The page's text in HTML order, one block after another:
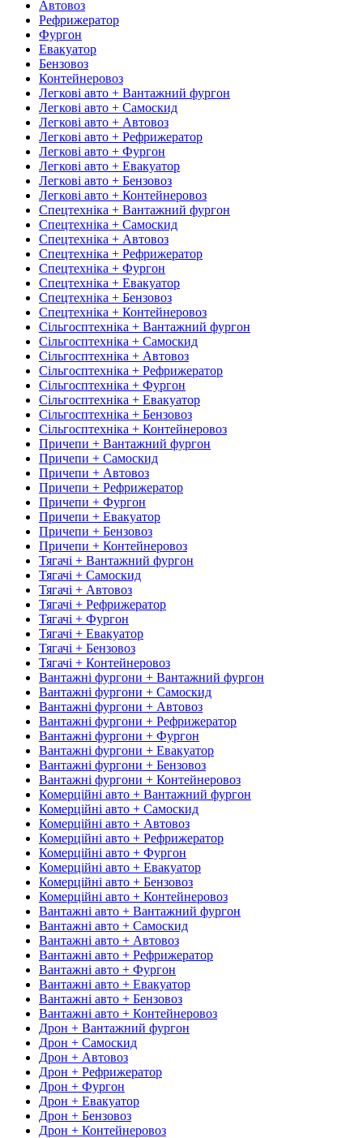
Автовоз
Рефрижератор
Фургон
Евакуатор
Бензовоз
Контейнеровоз
Легкові авто + Вантажний фургон
Легкові авто + Самоскид
Легкові авто + Автовоз
Легкові авто + Рефрижератор
Легкові авто + Фургон
Легкові авто + Евакуатор
Легкові авто + Бензовоз
Легкові авто + Контейнеровоз
Спецтехніка + Вантажний фургон
Спецтехніка + Самоскид
Спецтехніка + Автовоз
Спецтехніка + Рефрижератор
Спецтехніка + Фургон
Спецтехніка + Евакуатор
Спецтехніка + Бензовоз
Спецтехніка + Контейнеровоз
Сільгосптехніка + Вантажний фургон
Сільгосптехніка + Самоскид
Сільгосптехніка + Автовоз
Сільгосптехніка + Рефрижератор
Сільгосптехніка + Фургон
Сільгосптехніка + Евакуатор
Сільгосптехніка + Бензовоз
Сільгосптехніка + Контейнеровоз
Причепи + Вантажний фургон
Причепи + Самоскид
Причепи + Автовоз
Причепи + Рефрижератор
Причепи + Фургон
Причепи + Евакуатор
Причепи + Бензовоз
Причепи + Контейнеровоз
Тягачі + Вантажний фургон
Тягачі + Самоскид
Тягачі + Автовоз
Тягачі + Рефрижератор
Тягачі + Фургон
Тягачі + Евакуатор
Тягачі + Бензовоз
Тягачі + Контейнеровоз
Вантажні фургони + Вантажний фургон
Вантажні фургони + Самоскид
Вантажні фургони + Автовоз
Вантажні фургони + Рефрижератор
Вантажні фургони + Фургон
Вантажні фургони + Евакуатор
Вантажні фургони + Бензовоз
Вантажні фургони + Контейнеровоз
Комерційні авто + Вантажний фургон
Комерційні авто + Самоскид
Комерційні авто + Автовоз
Комерційні авто + Рефрижератор
Комерційні авто + Фургон
Комерційні авто + Евакуатор
Комерційні авто + Бензовоз
Комерційні авто + Контейнеровоз
Вантажні авто + Вантажний фургон
Вантажні авто + Самоскид
Вантажні авто + Автовоз
Вантажні авто + Рефрижератор
Вантажні авто + Фургон
Вантажні авто + Евакуатор
Вантажні авто + Бензовоз
Вантажні авто + Контейнеровоз
Дрон + Вантажний фургон
Дрон + Самоскид
Дрон + Автовоз
Дрон + Рефрижератор
Дрон + Фургон
Дрон + Евакуатор
Дрон + Бензовоз
Дрон + Контейнеровоз